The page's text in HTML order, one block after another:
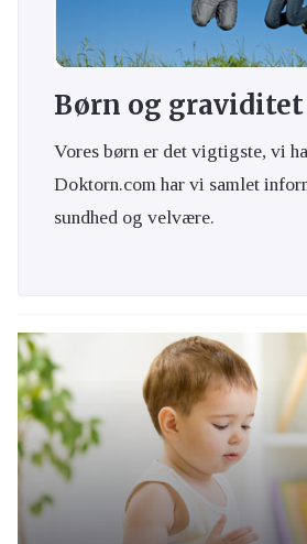
Børn og graviditet
Vores børn er det vigtigste, vi
Doktorn.com har vi samlet
sundhed og velvære.